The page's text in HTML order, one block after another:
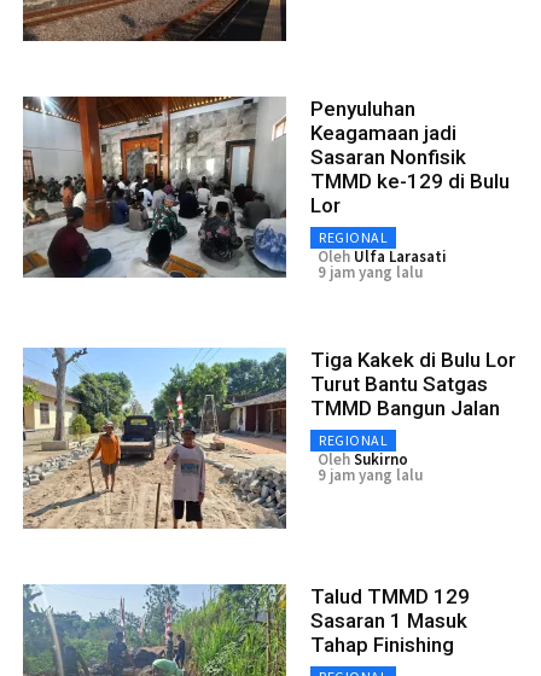
Penyuluhan
Keagamaan jadi
Sasaran Nonfisik
TMMD ke-129 di Bulu
Lor
REGIONAL
Oleh Ulfa Larasati
9 jam yang lalu
Tiga Kakek di Bulu Lor
Turut Bantu Satgas
TMMD Bangun Jalan
REGIONAL
OlehSukirno
9 jam yang lalu
Talud TMMD 129
Sasaran 1 Masuk
Tahap Finishing